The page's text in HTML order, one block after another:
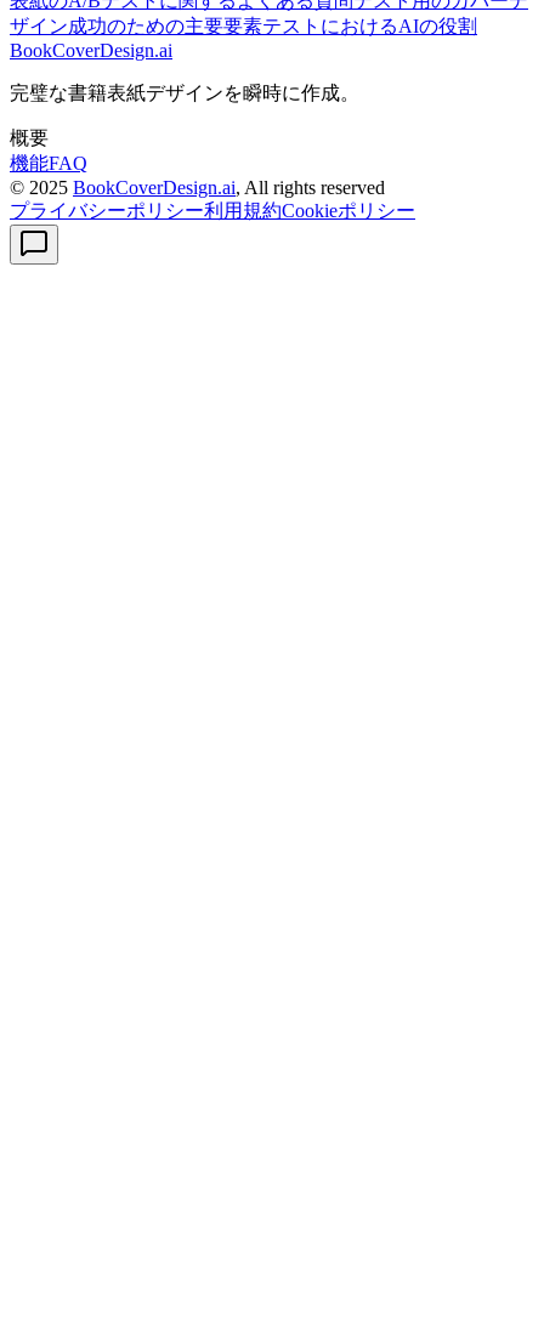
ザイン成功のための主要要素テストにおけるAIの役割
BookCoverDesign.ai
完璧な書籍表紙デザインを瞬時に作成。
概要
機能FAQ
© 2025 BookCoverDesign.ai, All rights reserved
プライバシーポリシー利用規約Cookieポリシー